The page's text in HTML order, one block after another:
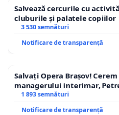
Salvează cercurile cu
cluburile și palatele copiilor
3 530 semnături
Notificare de transparență
Salvați Opera Brașov!
managerului interimar,
1 893 semnături
Notificare de transparență